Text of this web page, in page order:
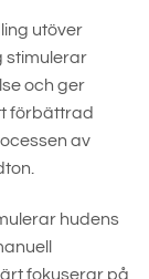
utöver
stimulerar
och ger
förbättrad
av
hudens
fokuserar på